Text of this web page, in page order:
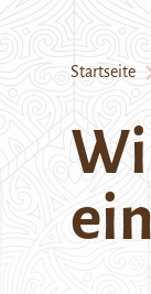
Startseite